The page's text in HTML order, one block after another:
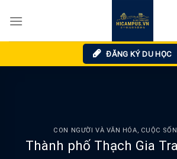
ĐĂNG KÝ DU HỌC
CON NGƯỜI VÀ VĂN HÓA, CUỘC
Thành phố Thạch Gia